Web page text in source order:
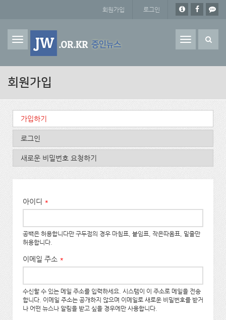
회원가입 로그인
Toggle
navigation
회원가입
기본탭
가입하기
로그인
새로운 비밀번호 요청하기
아이디 *
공백은 허용합니다만 구두점의 경우 마침표, 붙임표, 작은따옴표, 밑줄만
허용합니다.
이메일 주소 *
수신할 수 있는 메일 주소를 입력하세요. 시스템이 이 주소로 메일을 전송
합니다. 이메일 주소는 공개하지 않으며 이메일로 새로운 비밀번호를 받거
나 어떤 뉴스나 알림을 받고 싶을 경우에만 사용합니다.